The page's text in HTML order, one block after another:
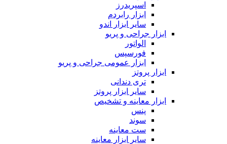
اسپریدرز
ابزار رابردم
سایر ابزار اندو
ابزار جراحی و پریو
الواتور
فورسپس
ابزار عمومی جراحی و پریو
ابزار پروتز
تری دندانی
سایر ابزار پروتز
ابزار معاینه و تشخیص
پنس
سوند
ست معاینه
سایر ابزار معاینه